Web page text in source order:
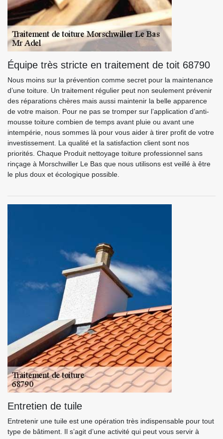
Équipe très stricte en traitement de toit 68790
Nous moins sur la prévention comme secret pour la maintenance
d’une toiture. Un traitement régulier peut non seulement prévenir
des réparations chères mais aussi maintenir la belle apparence
de votre maison. Pour ne pas se tromper sur l’application d’anti-
mousse toiture combien de temps avant pluie ou avant une
intempérie, nous sommes là pour vous aider à tirer profit de votre
investissement. La qualité et la satisfaction client sont nos
priorités. Chaque Produit nettoyage toiture professionnel sans
rinçage à Morschwiller Le Bas que nous utilisons est veillé à être
le plus doux et écologique possible.
Entretien de tuile
Entretenir une tuile est une opération très indispensable pour tout
type de bâtiment. Il s’agit d’une activité qui peut vous servir à